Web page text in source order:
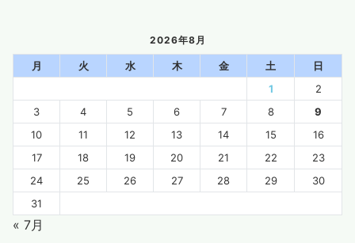
2026年8月
月 火 水 木 金 土
日
1
2
3
4 5 6 7 8
9
10
11 12 13 14 15
16
17
18 19 20 21 22
23
24
25 26 27 28 29
30
31
« 7月